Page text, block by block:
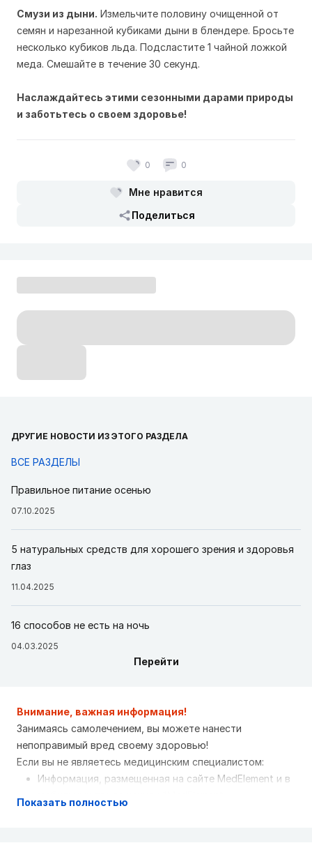
Смузи из дыни. Измельчите половину очищенной от
семян и нарезанной кубиками дыни в блендере. Бросьте
несколько кубиков льда. Подсластите 1 чайной ложкой
меда. Смешайте в течение 30 секунд.
Наслаждайтесь этими сезонными дарами природы
и заботьтесь о своем здоровье!
0 0
Мне нравится
Поделиться
ДРУГИЕ НОВОСТИ ИЗ ЭТОГО РАЗДЕЛА
ВСЕ РАЗДЕЛЫ
Правильное питание осенью
07.10.2025
5 натуральных средств для хорошего зрения и здоровья
глаз
11.04.2025
16 способов не есть на ночь
04.03.2025
Перейти
Внимание, важная информация!
Занимаясь самолечением, вы можете нанести
непоправимый вред своему здоровью!
Если вы не являетесь медицинским специалистом:
Информация, размещенная на сайте MedElement и в
Показать полностью